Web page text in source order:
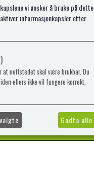
vi ønsker å bruke på dette
informasjonkapsler etter
nettstedet skal være brukbar. Du
ellers ikke vil fungere korrekt.
Godta alle